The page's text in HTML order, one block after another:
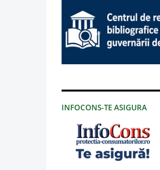
INFOCONS-TE ASIGURA